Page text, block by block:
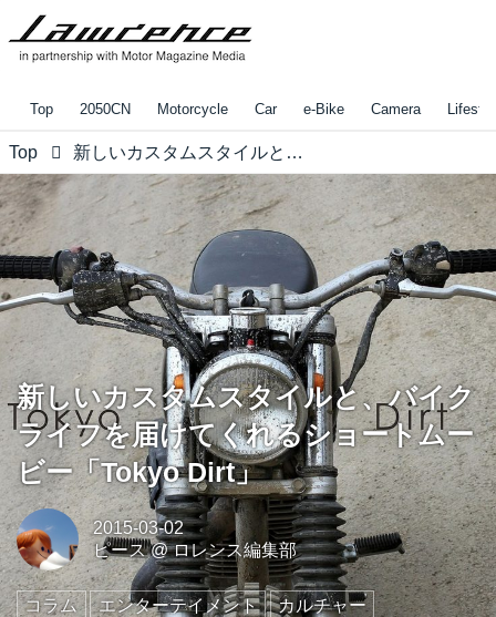
Top 2050CN Motorcycle Car e-Bike Camera
Top 新しいカスタムスタイルと、バイクライフを届けてくれるショートムービー「Tokyo Dirt」
新しいカスタムスタイルと、バイク
ライフを届けてくれるショートムー
ビー「Tokyo Dirt」
2015-03-02
ピース@ロレンス編集部
コラム エンターテイメント カルチャー